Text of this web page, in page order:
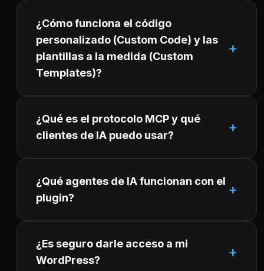
¿Cómo funciona el código
personalizado (Custom Code) y las
plantillas a la medida (Custom
Templates)?
¿Qué es el protocolo MCP y qué
clientes de IA puedo usar?
¿Qué agentes de IA funcionan con el
plugin?
¿Es seguro darle acceso a mi
WordPress?